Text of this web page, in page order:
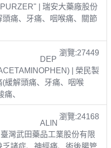
| 瑞安大藥廠股份
痛、牙痛、咽喉痛、關節
瀏覽:27449
DEP
| 榮民製
緩解頭痛、牙痛、咽喉
、
瀏覽:24168
ALIN
灣武田藥品工業股份有限
諸症、神經痛、術後腸管